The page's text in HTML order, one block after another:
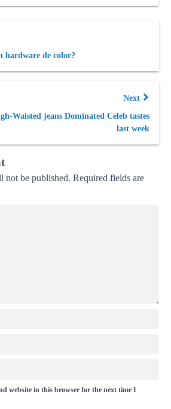
hardware de color?
Next
Waisted jeans Dominated Celeb tastes
last week
not be published. Required fields are
website in this browser for the next time I